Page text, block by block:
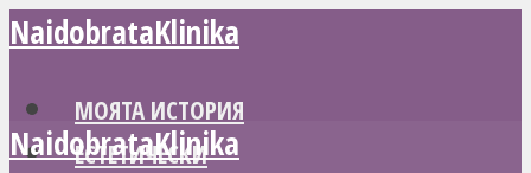
NaidobrataKlinika
МОЯТА ИСТОРИЯ
ЕСТЕТИЧЕСКИ
NaidobrataKlinika